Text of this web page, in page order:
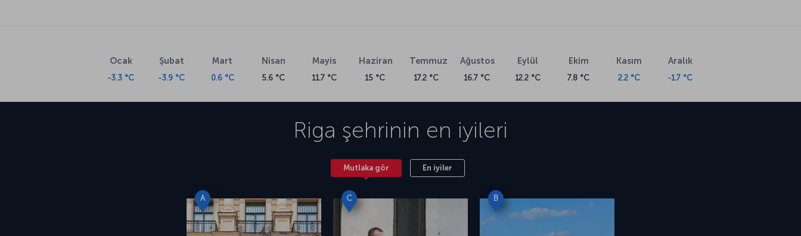
Ocak
-3.3 °C
Şubat
-3.9 °C
Mart
0.6 °C
Nisan
5.6 °C
Mayis
11.7 °C
Haziran
15 °C
Temmuz
17.2 °C
Ağustos
16.7 °C
Eylül
12.2 °C
Ekim
7.8 °C
Kasım
2.2 °C
Aralık
-1.7 °C
Riga şehrinin en iyileri
Mutlaka gör En iyiler
A C B